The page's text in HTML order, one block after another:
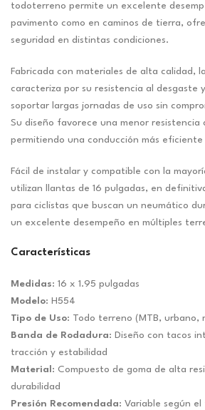
todoterreno permite un excelente
pavimento como en caminos de tierra,
seguridad en distintas condiciones.
Fabricada con materiales de alta calidad,
caracteriza por su resistencia al desgaste
soportar largas jornadas de uso sin
Su diseño favorece una menor resistencia
permitiendo una conducción más eficiente
Fácil de instalar y compatible con la
utilizan llantas de 16 pulgadas, en
para ciclistas que buscan un neumático
un excelente desempeño en múltiples
Características
Medidas: 16 x 1.95 pulgadas
Modelo: H554
Tipo de Uso: Todo terreno (MTB, urbano,
Banda de Rodadura: Diseño con tacos
tracción y estabilidad
Material : Compuesto de goma de alta
durabilidad
Presión Recomendada: Variable según